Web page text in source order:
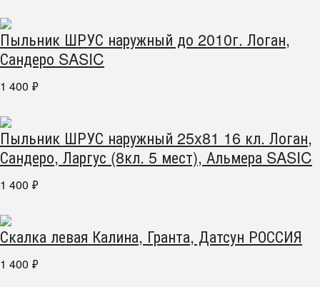
Пыльник ШРУС наружный до 2010г. Логан,
Сандеро SASIC
1 400 ₽
Пыльник ШРУС наружный 25x81 16 кл. Логан,
Сандеро, Ларгус (8кл. 5 мест), Альмера SASIC
1 400 ₽
Скалка левая Калина, Гранта, Датсун РОССИЯ
1 400 ₽